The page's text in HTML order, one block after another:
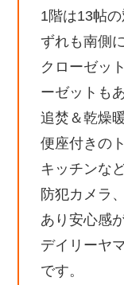
1階は13帖
ずれも南側
クローゼッ
ーゼットも
追焚＆乾燥
便座付きの
キッチンなど
防犯カメラ
あり安心感
デイリーヤ
です。